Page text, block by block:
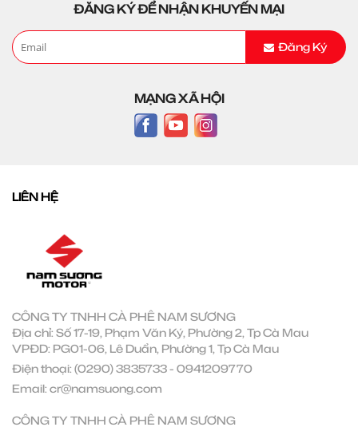
ĐĂNG KÝ ĐỂ NHẬN KHUYẾN MẠI
Đăng Ký
MẠNG XÃ HỘI
LIÊN HỆ
CÔNG TY TNHH CÀ PHÊ NAM SƯƠNG
Địa chỉ: Số 17-19, Phạm Văn Ký, Phường 2, Tp Cà Mau
VPĐD: PG01-06, Lê Duẩn, Phường 1, Tp Cà Mau
Điện thoại: (0290) 3835733- 0941209770
Email: cr@namsuong.com
CÔNG TY TNHH CÀ PHÊ NAM SƯƠNG